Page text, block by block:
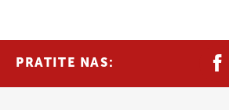
PRATITE NAS: